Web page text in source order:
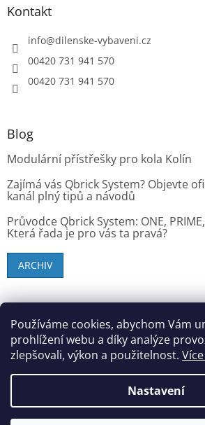
Používáme cookies, abychom Vám
prohlížení webu a díky analýze
zlepšovali, výkon a použitelnost.
Nastavení
Kontakt
info@dilenske-vybaveni.cz
00420 731 941 570
00420 731 941 570
Blog
Modulární přístřešky pro kola Kolín
Zajímá vás Qbrick System? Objevte
kanál plný tipů a návodů
Průvodce Qbrick System: ONE,
Která řada je pro vás ta pravá?
ARCHIV